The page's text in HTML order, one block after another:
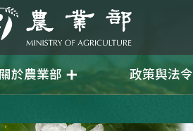
農業部
關於農業部 政策與法令